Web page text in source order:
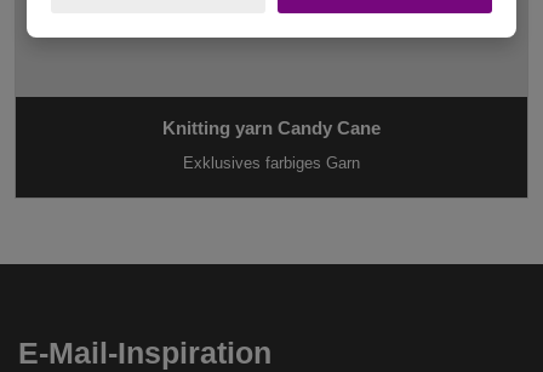
Knitting yarn Candy Cane
Exklusives farbiges Garn
E-Mail-Inspiration